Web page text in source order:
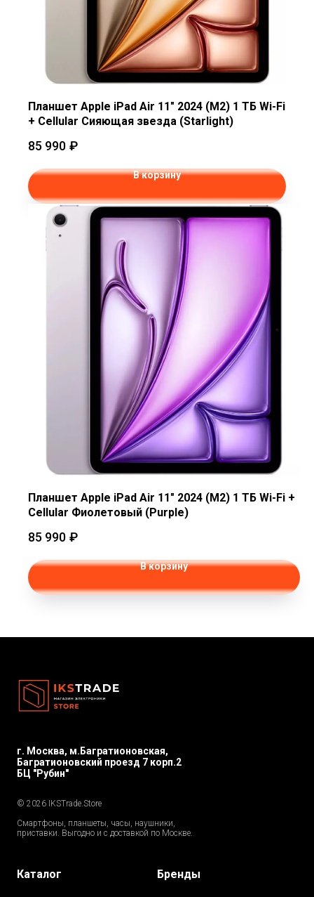
Планшет Apple iPad Air 11" 2024 (M2) 1 ТБ Wi-Fi
+ Cellular Сияющая звезда (Starlight)
85 990 ₽
В корзину
Планшет Apple iPad Air 11" 2024 (M2) 1 ТБ Wi-Fi +
Cellular Фиолетовый (Purple)
85 990 ₽
В корзину
г. Москва, м.Багратионовская,
Багратионовский проезд 7 корп.2
БЦ "Рубин"
© 2026 IKSTrade.Store
Смартфоны, планшеты, часы, наушники,
приставки. Выгодно и с доставкой по Москве.
Каталог Бренды